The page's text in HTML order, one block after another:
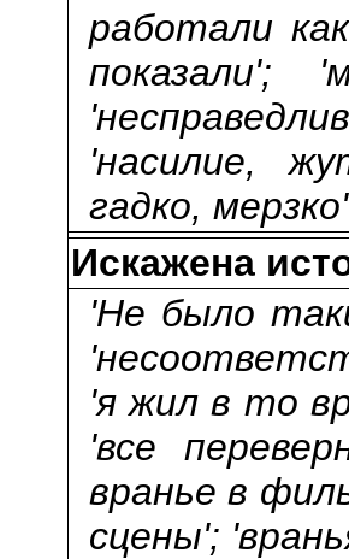
работали
показали';
'насилие,
гадко,
Искажена
'Не было
'я жил в то
'все
вранье в
сцены';